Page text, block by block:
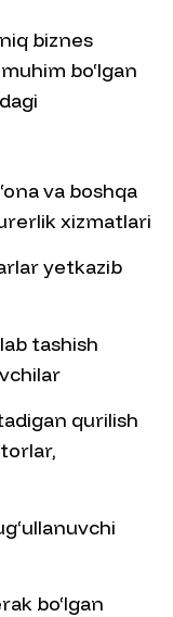
biznes
bo‘lgan
va boshqa
xizmatlari
yetkazib
tashish
qurilish
bo‘lgan